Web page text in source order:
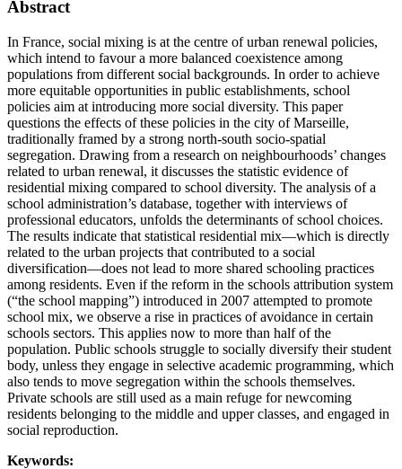
Abstract
In France, social mixing is at the centre of urban renewal policies,
which intend to favour a more balanced coexistence among
populations from different social backgrounds. In order to achieve
more equitable opportunities in public establishments, school
policies aim at introducing more social diversity. This paper
questions the effects of these policies in the city of Marseille,
traditionally framed by a strong north-south socio-spatial
segregation. Drawing from a research on neighbourhoods’ changes
related to urban renewal, it discusses the statistic evidence of
residential mixing compared to school diversity. The analysis of a
school administration’s database, together with interviews of
professional educators, unfolds the determinants of school choices.
The results indicate that statistical residential mix—which is directly
related to the urban projects that contributed to a social
diversification—does not lead to more shared schooling practices
among residents. Even if the reform in the schools attribution system
(“the school mapping”) introduced in 2007 attempted to promote
school mix, we observe a rise in practices of avoidance in certain
schools sectors. This applies now to more than half of the
population. Public schools struggle to socially diversify their student
body, unless they engage in selective academic programming, which
also tends to move segregation within the schools themselves.
Private schools are still used as a main refuge for newcoming
residents belonging to the middle and upper classes, and engaged in
social reproduction.
Keywords: